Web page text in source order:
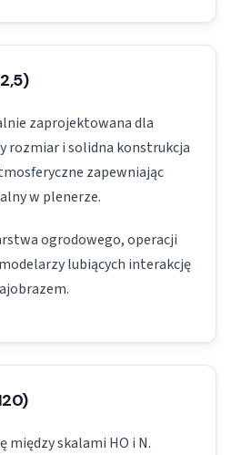
zaprojektowana dla
rozmiar i solidna konstrukcja
zapewniając
w plenerze.
ogrodowego, operacji
lubiących interakcję
między skalami HO i N.